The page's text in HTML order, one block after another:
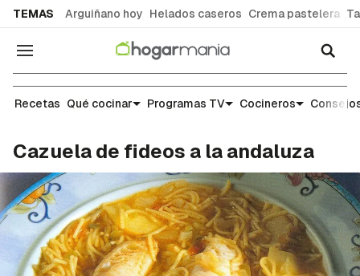
TEMAS Arguiñano hoy Helados caseros Crema pastelera
Navegación
Recetas
Recetas Qué cocinar Programas TV Cocineros
Cazuela de fideos a la andaluza